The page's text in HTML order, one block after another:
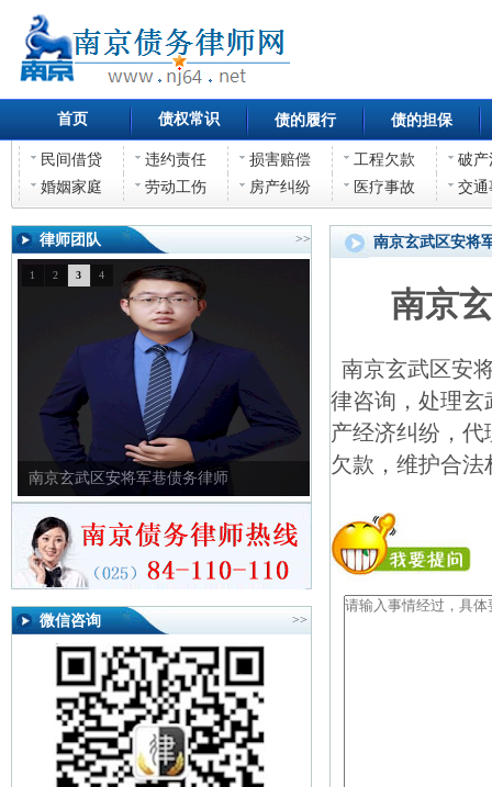
首页 债权常识 债的履行 债的担保
民间借贷 违约责任 损害赔偿 工程欠款
破产
婚姻家庭
劳动工伤 房产纠纷 医疗事故 交通
律师团队 >>
南京玄武区安将军巷债权债务律师
1 2 3 4
微信咨询 >>
南京玄武区安将
南京
南京玄武区安
律咨询，处理玄
产经济纠纷，
欠款，维护合法